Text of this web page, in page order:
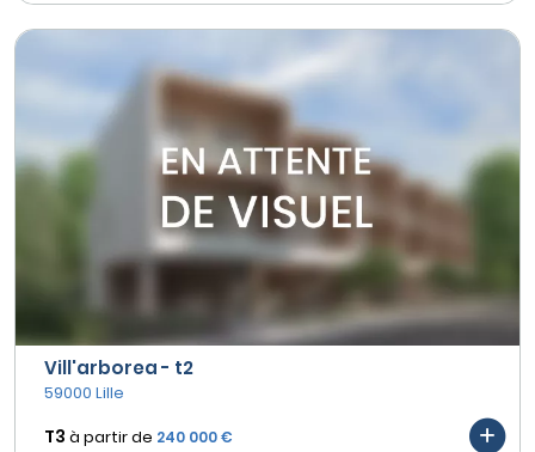
Vill'arborea - t2
59000 Lille
T3 à partir de 240 000 €